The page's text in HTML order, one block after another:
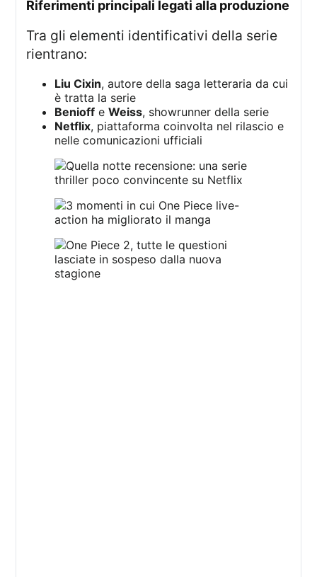
riferimenti principali legati alla produzione
Tra gli elementi identificativi della serie
rientrano:
Liu Cixin, autore della saga letteraria da cui
è tratta la serie
Benioff eWeiss, showrunner della serie
Netflix, piattaforma coinvolta nel rilascio e
nelle comunicazioni ufficiali